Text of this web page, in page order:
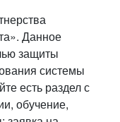
Данное
защиты
системы
есть раздел с
обучение,